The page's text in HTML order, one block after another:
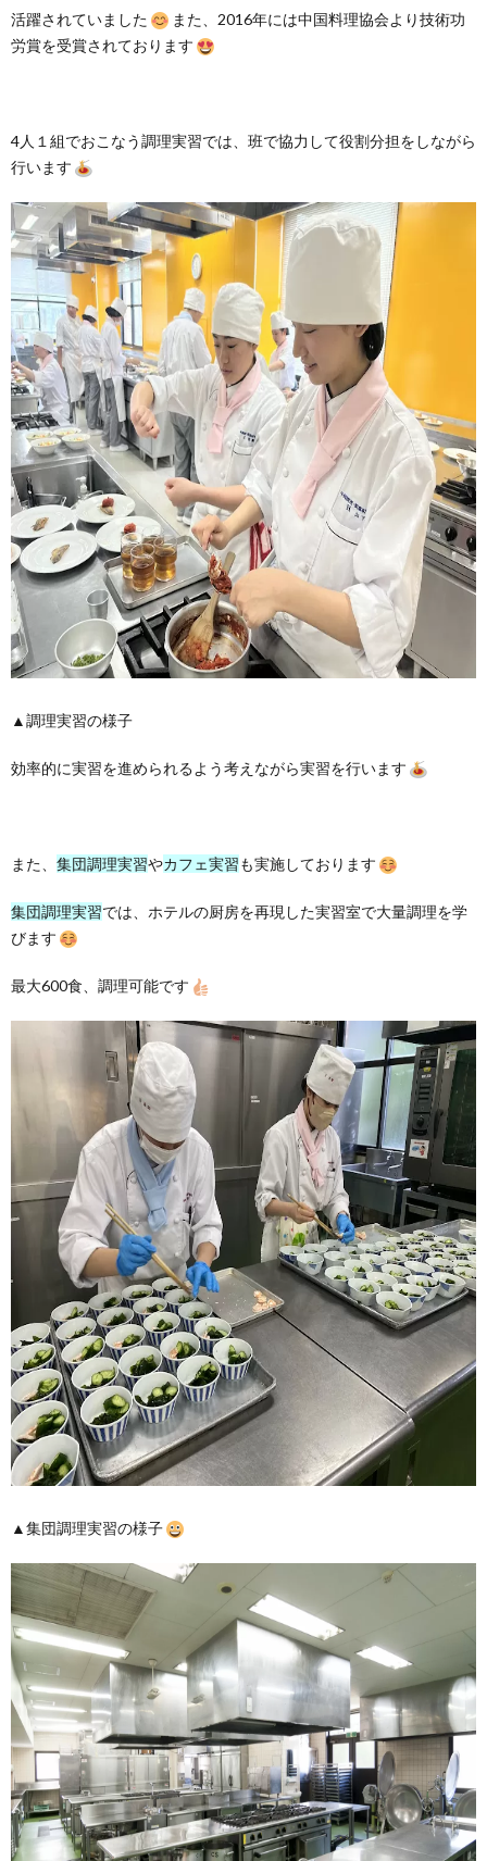
活躍されていました
また、2016年には中国料理協会より技術功
労賞を受賞されております
4人１組でおこなう調理実習では、班で協力して役割分担をしながら
行います
▲調理実習の様子
効率的に実習を進められるよう考えながら実習を行います
また、 集団調理実習やカフェ実習も実施しております
集団調理実習では、ホテルの厨房を再現した実習室で大量調理を学
びます
最大600食、調理可能です
▲集団調理実習の様子